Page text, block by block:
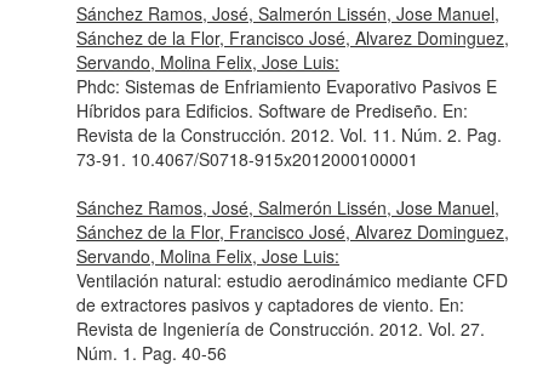
Sánchez Ramos, José, Salmerón Lissén, Jose Manuel,
Sánchez de la Flor, Francisco José, Alvarez Dominguez,
Servando, Molina Felix, Jose Luis:
Phdc: Sistemas de Enfriamiento Evaporativo Pasivos E
Híbridos para Edificios. Software de Prediseño. En:
Revista de la Construcción. 2012. Vol. 11. Núm. 2. Pag.
73-91. 10.4067/S0718-915x2012000100001
Sánchez Ramos, José, Salmerón Lissén, Jose Manuel,
Sánchez de la Flor, Francisco José, Alvarez Dominguez,
Servando, Molina Felix, Jose Luis:
Ventilación natural: estudio aerodinámico mediante CFD
de extractores pasivos y captadores de viento. En:
Revista de Ingeniería de Construcción. 2012. Vol. 27.
Núm. 1. Pag. 40-56